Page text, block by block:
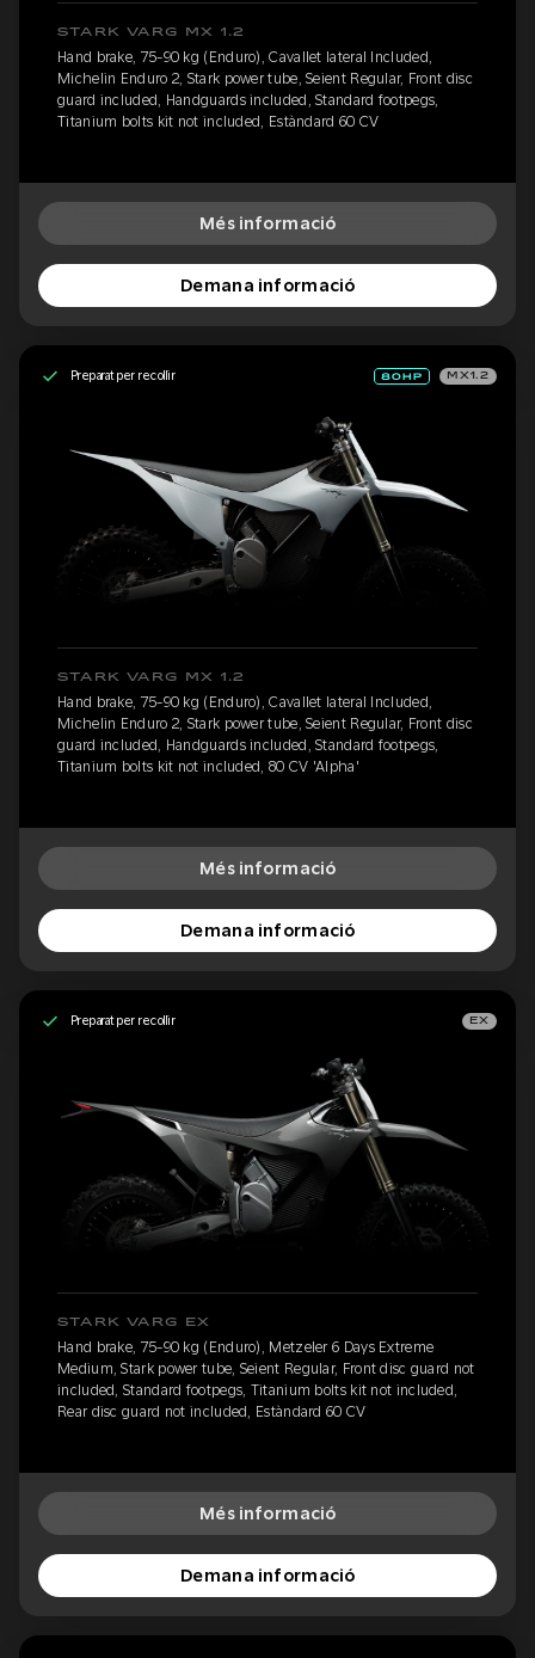
STARK VARG MX 1.2
Hand brake, 75-90 kg (Enduro), Cavallet lateral Included,
Michelin Enduro 2, Stark power tube, Seient Regular, Front disc
guard included, Handguards included, Standard footpegs,
Titanium bolts kit not included, Estàndard 60 CV
Més informació
Demana informació
Preparat per recollir MX1.2
STARK VARG MX 1.2
Hand brake, 75-90 kg (Enduro), Cavallet lateral Included,
Michelin Enduro 2, Stark power tube, Seient Regular, Front disc
guard included, Handguards included, Standard footpegs,
Titanium bolts kit not included, 80 CV 'Alpha'
Més informació
Demana informació
Preparat per recollir EX
STARK VARG EX
Hand brake, 75-90 kg (Enduro), Metzeler 6 Days Extreme
Medium, Stark power tube, Seient Regular, Front disc guard not
included, Standard footpegs, Titanium bolts kit not included,
Rear disc guard not included, Estàndard 60 CV
Més informació
Demana informació